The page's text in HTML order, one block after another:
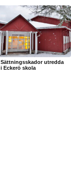
Sättningsskador utredda
i Eckerö skola